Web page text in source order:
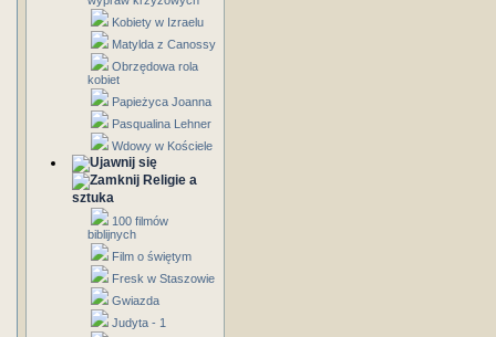
Kobiety w Izraelu
Matylda z Canossy
Obrzędowa rola
kobiet
Papieżyca Joanna
Pasqualina Lehner
Wdowy w Kościele
Religie a
sztuka
100 filmów
biblijnych
Film o świętym
Fresk w Staszowie
Gwiazda
Judyta - 1